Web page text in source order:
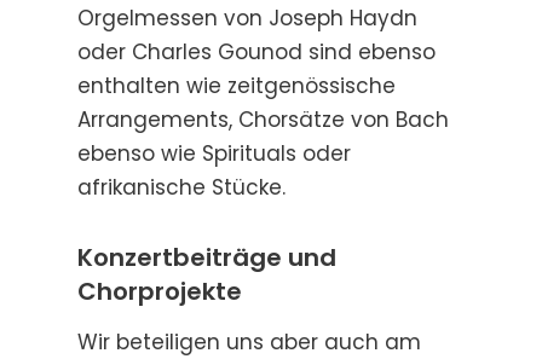
Orgelmessen von Joseph Haydn
oder Charles Gounod sind ebenso
enthalten wie zeitgenössische
Arrangements, Chorsätze von Bach
ebenso wie Spirituals oder
afrikanische Stücke.
Konzertbeiträge und
Chorprojekte
Wir beteiligen uns aber auch am